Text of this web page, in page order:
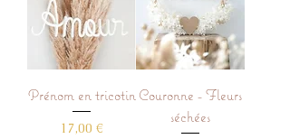
Prénom en tricotin
Prix
17,00 €
Couronne - Fleurs
séchées